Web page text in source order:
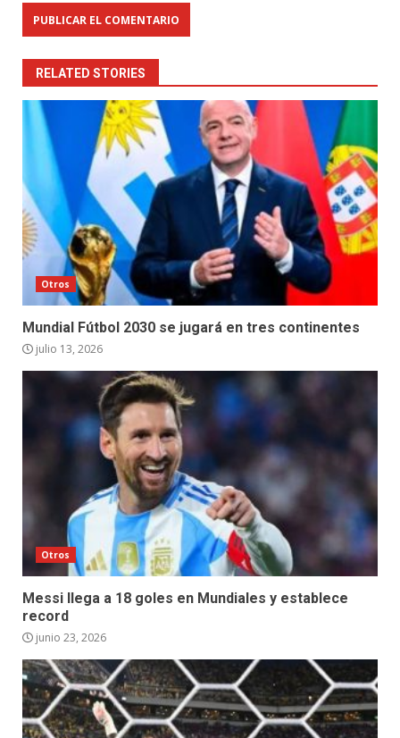
RELATED STORIES
Otros
Mundial Fútbol 2030 se jugará en tres continentes
julio 13, 2026
Otros
Messi llega a 18 goles en Mundiales y establece
record
junio 23, 2026